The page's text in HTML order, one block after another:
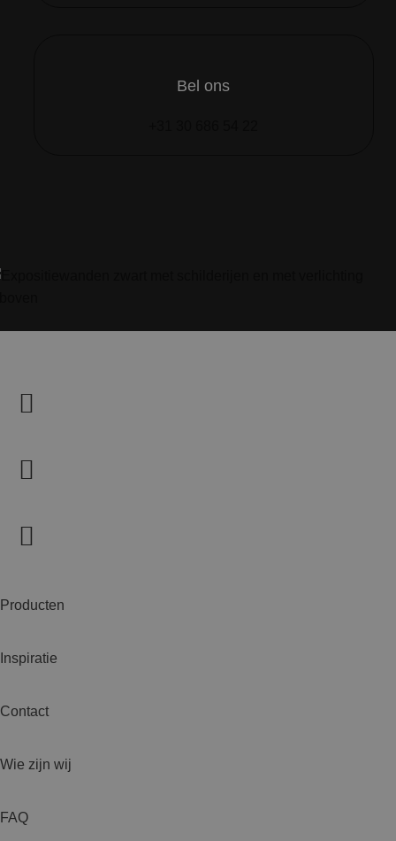
Bel ons
Producten
Inspiratie
Contact
Wie zijn wij
FAQ